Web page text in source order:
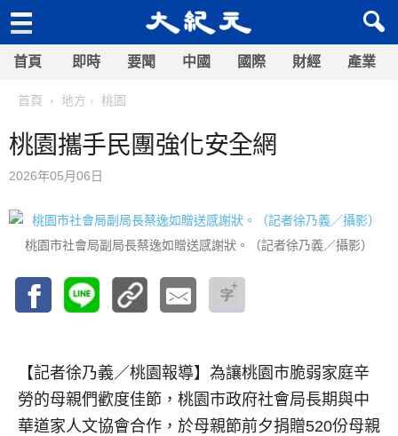
首頁 即時 要聞 中國 國際 財經 產業
首頁 地方 桃園
桃園攜手民團強化安全網
2026年05月06日
桃園市社會局副局長蔡逸如贈送感謝狀。（記者徐乃義／攝影）
【記者徐乃義／桃園報導】 為讓桃園市脆弱家庭辛
勞的母親們歡度佳節，桃園市政府社會局長期與中
華道家人文協會合作，於母親節前夕捐贈520份母親